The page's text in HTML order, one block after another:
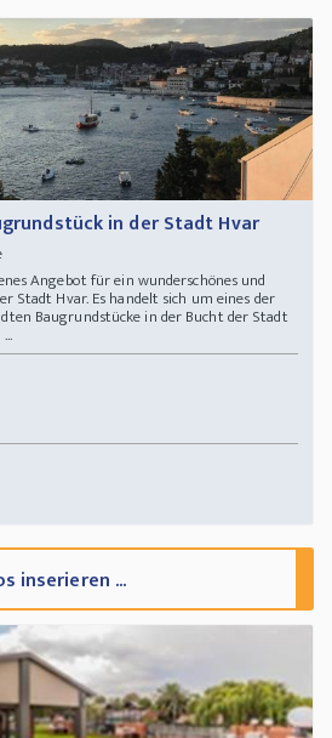
in der Stadt Hvar
Angebot für ein wunderschönes und
Stadt Hvar. Es handelt sich um eines der
Baugrundstücke in der Bucht der Stadt
inserieren ...